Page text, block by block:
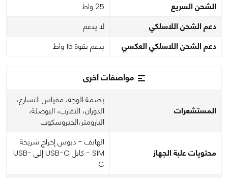
الشحن السريع 25 واط
دعم الشحن اللاسلكي لا يدعم
دعم الشحن اللاسلكي العكسي يدعم بقوة 15 واط
مواصفات اخرى
المستشعرات
بصمة الوجه، مقياس التسارع،
الدوران، التقارب، البوصلة،
البارومتر،الجيروسكوب
محتويات علبة الجهاز
الهاتف - دبوس إخراج شريحة
SIM - كابل USB-C إلى USB-
C